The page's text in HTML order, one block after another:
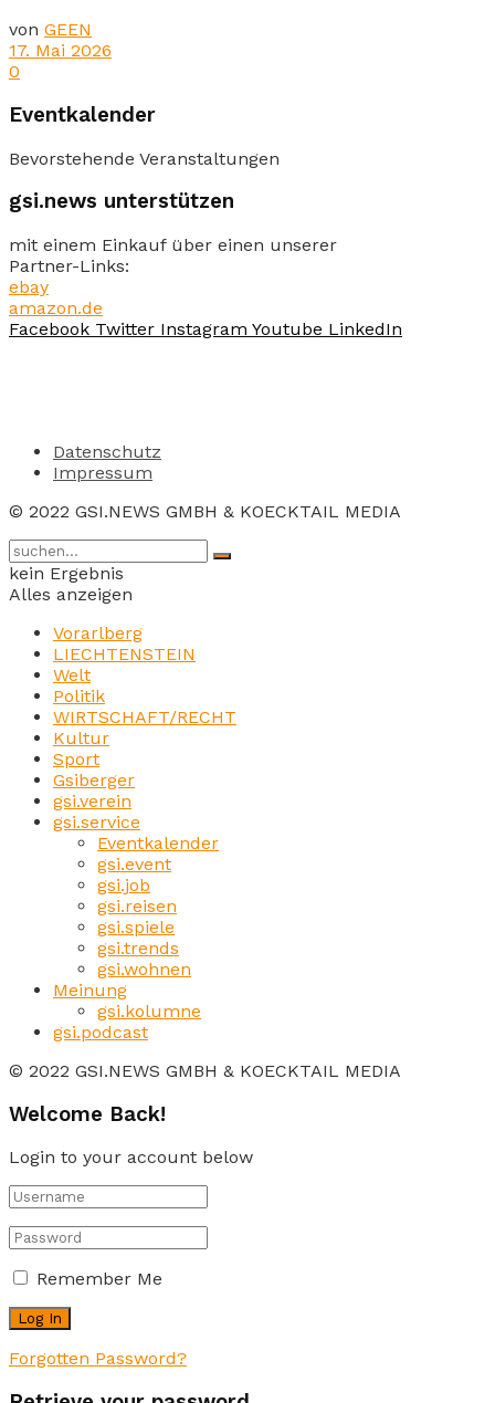
von GEEN
17. Mai 2026
0
Eventkalender
Bevorstehende Veranstaltungen
gsi.news unterstützen
mit einem Einkauf über einen unserer
Partner-Links:
ebay
amazon.de
Facebook Twitter Instagram Youtube LinkedIn
Datenschutz
Impressum
© 2022 GSI.NEWS GMBH & KOECKTAIL MEDIA
kein Ergebnis
Alles anzeigen
Vorarlberg
LIECHTENSTEIN
Welt
Politik
WIRTSCHAFT/RECHT
Kultur
Sport
Gsiberger
gsi.verein
gsi.service
Eventkalender
gsi.event
gsi.job
gsi.reisen
gsi.spiele
gsi.trends
gsi.wohnen
Meinung
gsi.kolumne
gsi.podcast
© 2022 GSI.NEWS GMBH & KOECKTAIL MEDIA
Welcome Back!
Login to your account below
Remember Me
Forgotten Password?